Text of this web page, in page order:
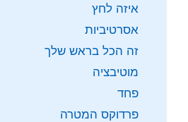
איזה לחץ
אסרטיביות
זה הכל בראש שלך
מוטיבציה
פחד
פרדוקס המטרה